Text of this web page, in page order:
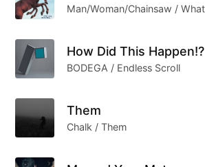
How Did This Happen!?
BODEGA / Endless Scroll
Them
Chalk / Them